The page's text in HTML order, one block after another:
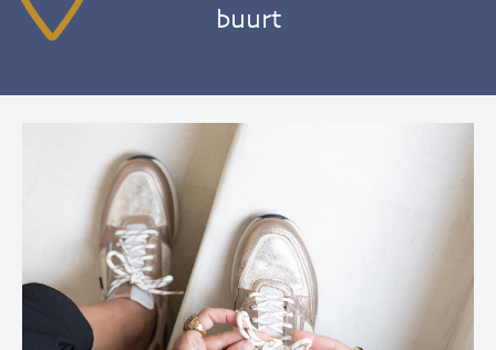
buurt